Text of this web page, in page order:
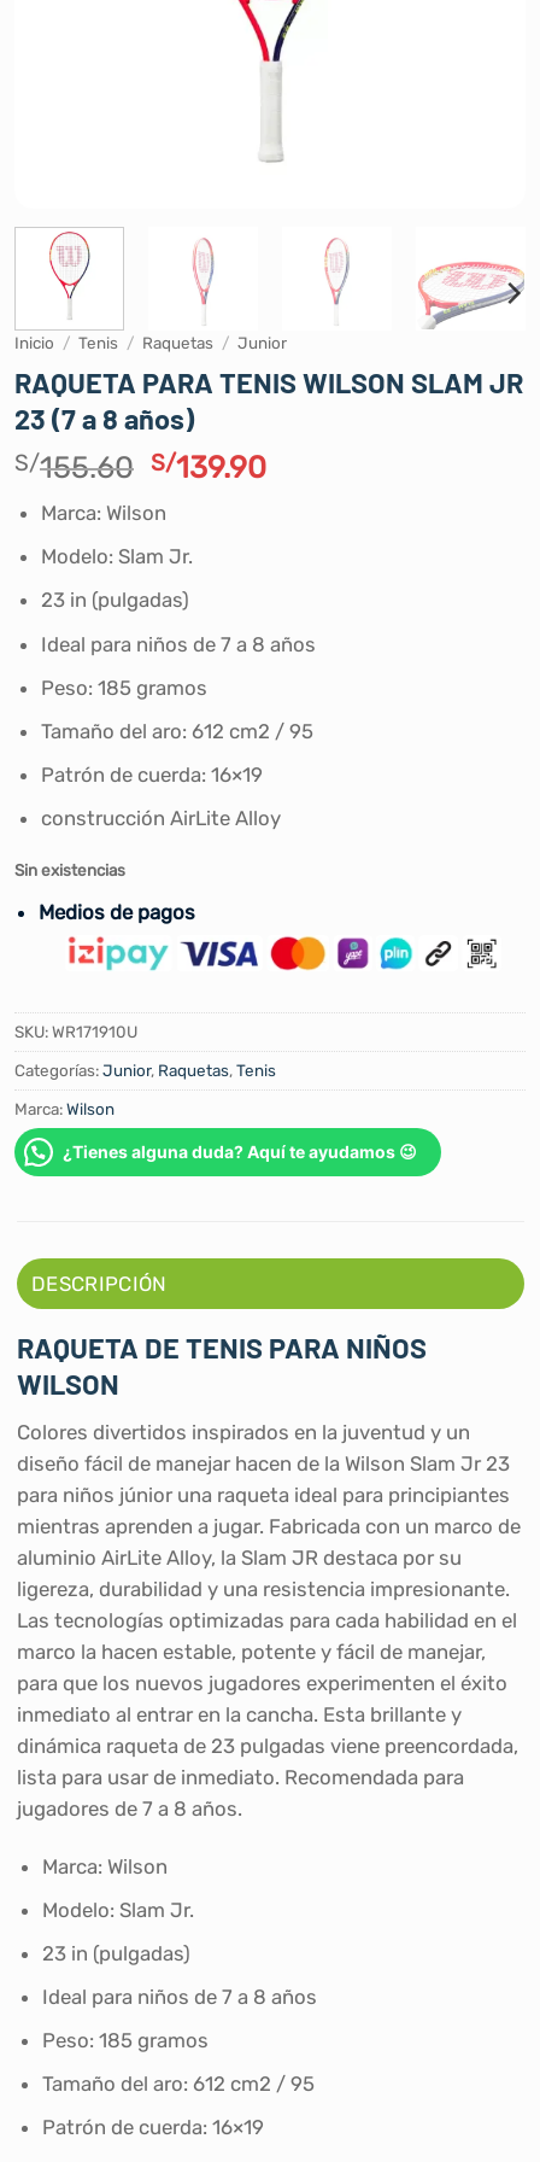
Inicio / Tenis / Raquetas / Junior
RAQUETA PARA TENIS WILSON SLAM JR
23 (7 a 8 años)
S/155.60 El
original
era:
S/155.60.
S/139.90El
Marca: Wilson
Modelo: Slam Jr.
23 in (pulgadas)
Ideal para niños de 7 a 8 años
Peso: 185 gramos
Tamaño del aro: 612 cm2 / 95
Patrón de cuerda: 16×19
construcción AirLite Alloy
Sin existencias
Medios de pagos
SKU:WR171910U
Categorías:Junior, Raquetas,Tenis
Marca:Wilson
¿Tienes alguna duda? Aquí te ayudamos 😉
DESCRIPCIÓN
RAQUETA DE TENIS PARA NIÑOS
WILSON
Colores divertidos inspirados en la juventud y un
diseño fácil de manejar hacen de la Wilson Slam Jr 23
para niños júnior una raqueta ideal para principiantes
mientras aprenden a jugar. Fabricada con un marco de
aluminio AirLite Alloy, la Slam JR destaca por su
ligereza, durabilidad y una resistencia impresionante.
Las tecnologías optimizadas para cada habilidad en el
marco la hacen estable, potente y fácil de manejar,
para que los nuevos jugadores experimenten el éxito
inmediato al entrar en la cancha. Esta brillante y
dinámica raqueta de 23 pulgadas viene preencordada,
lista para usar de inmediato. Recomendada para
jugadores de 7 a 8 años.
Marca: Wilson
Modelo: Slam Jr.
23 in (pulgadas)
Ideal para niños de 7 a 8 años
Peso: 185 gramos
Tamaño del aro: 612 cm2 / 95
Patrón de cuerda: 16×19